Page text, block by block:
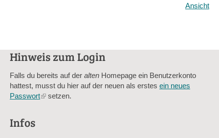
Ansicht
Hinweis zum Login
Falls du bereits auf der alten Homepage ein Benutzerkonto
hattest, musst du hier auf der neuen als erstes ein neues
Passwort(linksetzen.
Infos